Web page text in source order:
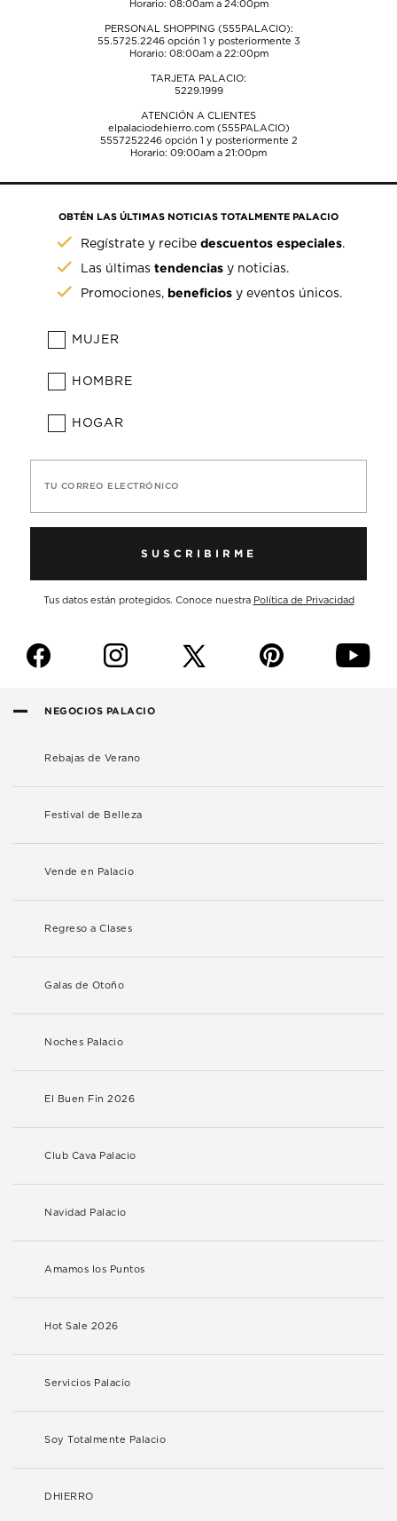
Horario: 08:00am a 24:00pm
PERSONAL SHOPPING (555PALACIO):
55.5725.2246opción 1 y posteriormente 3
Horario: 08:00am a 22:00pm
TARJETA PALACIO:
5229.1999
ATENCIÓN A CLIENTES
elpalaciodehierro.com (555PALACIO)
5557252246opción 1 y posteriormente 2
Horario: 09:00am a 21:00pm
OBTÉN LAS ÚLTIMAS NOTICIAS TOTALMENTE PALACIO
Regístrate y recibedescuentos especiales.
Las últimastendencias y noticias.
Promociones, beneficios y eventos únicos.
MUJER
HOMBRE
HOGAR
TU CORREO ELECTRÓNICO
SUSCRIBIRME
Tus datos están protegidos. Conoce nuestra Política de Privacidad
f i p y
NEGOCIOS PALACIO
Rebajas de Verano
Festival de Belleza
Vende en Palacio
Regreso a Clases
Galas de Otoño
Noches Palacio
El Buen Fin 2026
Club Cava Palacio
Navidad Palacio
Amamos los Puntos
Hot Sale 2026
Servicios Palacio
Soy Totalmente Palacio
DHIERRO